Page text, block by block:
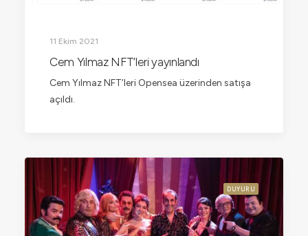
11 Ekim 2021
Cem Yılmaz NFT’leri yayınlandı
Cem Yılmaz NFT’leri Opensea üzerinden satışa
açıldı.
DUYURU